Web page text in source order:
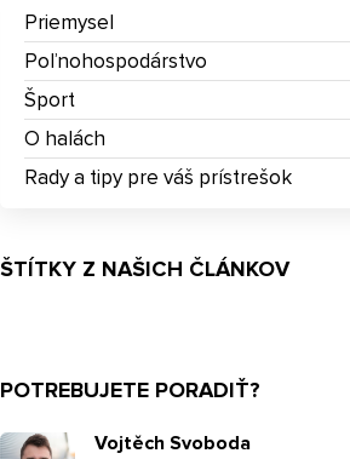
Priemysel
Poľnohospodárstvo
Šport
O halách
Rady a tipy pre váš prístrešok
ŠTÍTKY Z NAŠICH ČLÁNKOV
POTREBUJETE PORADIŤ?
Vojtěch Svoboda